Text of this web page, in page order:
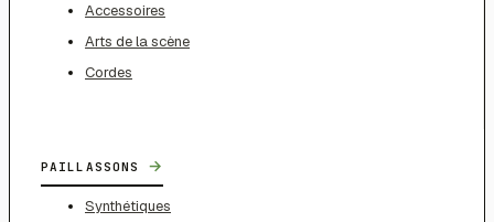
Accessoires
Arts de la scène
Cordes
PAILLASSONS →
Synthétiques